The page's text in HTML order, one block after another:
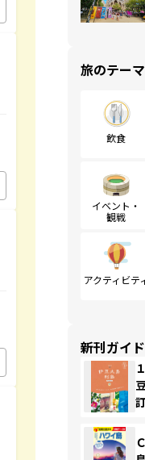
旅のテーマ
飲食
イベント・
観戦
アクティビテ
新刊ガイ